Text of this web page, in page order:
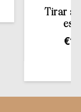
Tirar a
estante
13,50